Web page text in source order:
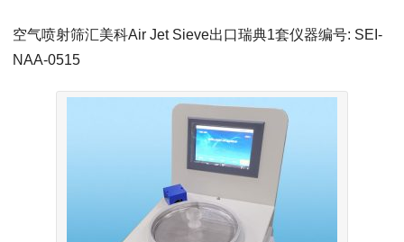
空气喷射筛汇美科Air Jet Sieve出口瑞典1套仪器编号: SEI-
NAA-0515